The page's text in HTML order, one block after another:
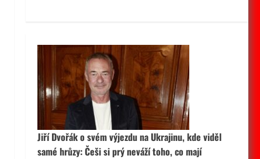
Jiří Dvořák o svém výjezdu na Ukrajinu, kde viděl
samé hrůzy: Češi si prý neváží toho, co mají